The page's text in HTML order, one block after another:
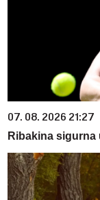
07. 08. 2026 21:27
Ribakina sigurna